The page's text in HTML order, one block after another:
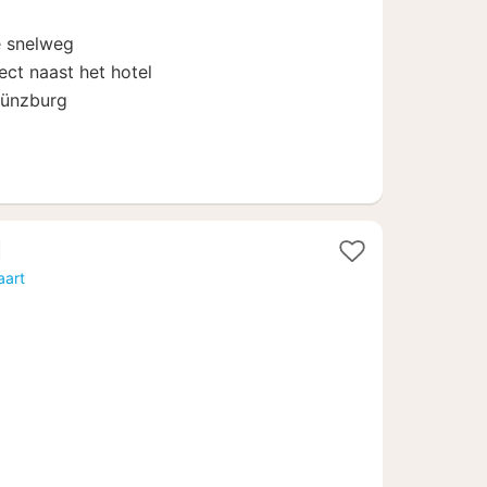
naast het hotel
nacht